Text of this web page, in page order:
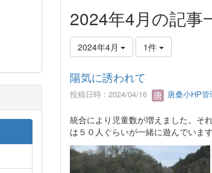
2024年4月の記事
2024年4月 1件
陽気に誘われて
投稿日時 : 2024/04/16 唐桑小HP管
統合により児童数が増えました。そ
は５０人ぐらいが一緒に遊んでいま